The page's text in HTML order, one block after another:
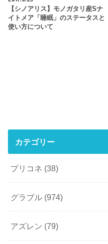
【シノアリス】モノガタリ産Sナ
イトメア「睡眠」のステータスと
使い方について
カテゴリー
プリコネ (38)
グラブル (974)
アズレン (79)